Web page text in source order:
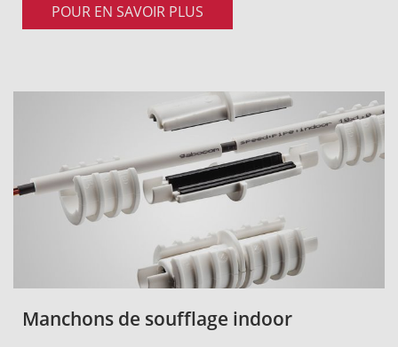
POUR EN SAVOIR PLUS
Manchons de soufflage indoor